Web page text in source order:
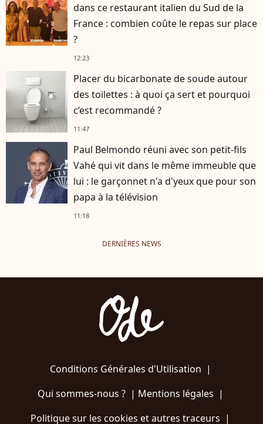
dans ce restaurant italien du Sud de la
France : combien coûte le repas sur place
?
12:23
Placer du bicarbonate de soude autour
des toilettes : à quoi ça sert et pourquoi
c’est recommandé ?
11:47
Paul Belmondo réuni avec son petit-fils
Vahé qui vit dans le même immeuble que
lui : le garçonnet n'a d'yeux que pour son
papa à la télévision
11:18
DERNIÈRES NEWS
Conditions Générales d'Utilisation |
Qui sommes-nous ?| Mentions légales |
Politique sur les cookies et autres traceurs |